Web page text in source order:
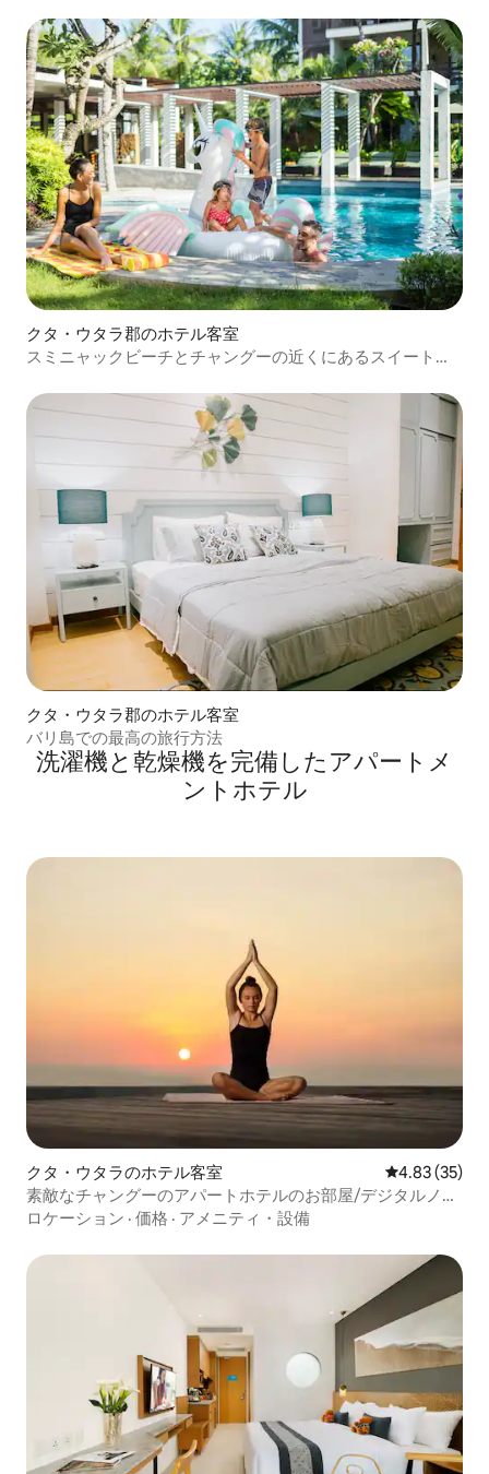
クタ・ウタラ郡のホテル客室
スミニャックビーチとチャングーの近くにあるスイートア
クタ・ウタラ郡のホテル客室
バリ島での最高の旅行方法
洗濯機と乾燥機を完備したアパートメ
ントホテル
クタ・ウタラのホテル客室 レビュー35
4.83 (35)
素敵なチャングーのアパートホテルのお部屋/デジタルノマ
ドのおすすめ
ロケーション · 価格 · アメニティ・設備